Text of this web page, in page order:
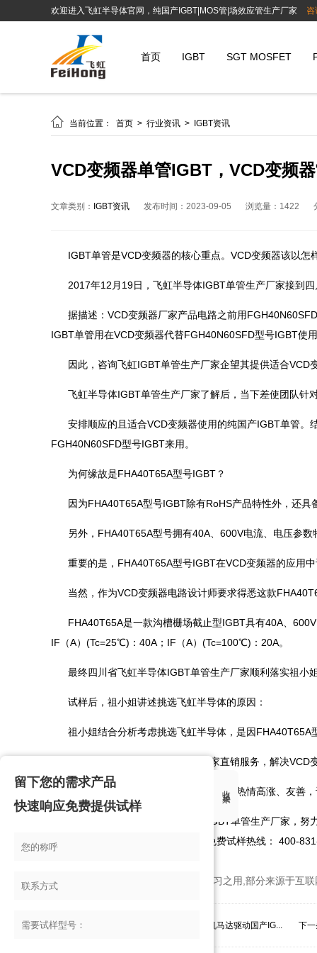
欢迎进入飞虹半导体官网，纯国产IGBT|MOS管|场效应管生产厂家
首页 IGBT SGT MOSFET
 当前位置： 首页 > 行业资讯 > IGBT资讯
VCD变频器单管IGBT，VCD变频
文章类别： IGBT资讯 发布时间：2023-09-05 浏览量：1422
IGBT单管是VCD变频器的核心重点。VCD变频器该以
2017年12月19日，飞虹半导体IGBT单管生产厂家接到
据描述：VCD变频器厂家产品电路之前用
IGBT单管用在VCD变频器代替FGH40N60SFD型号IGBT使
因此，咨询飞虹IGBT单管生产厂家企望其提供适合
飞虹半导体IGBT单管生产厂家了解后，当下差使团队针
安排顺应的且适合VCD变频器使用的纯国产IGBT单管
FGH40N60SFD型号IGBT来用。
为何缘故是FHA40T65A型号IGBT？
因为FHA40T65A型号IGBT除有RoHS产品特性外，还
另外，FHA40T65A型号拥有40A、600V电流、电压参
重要的是，FHA40T65A型号IGBT在VCD变频器的应用
当然，作为VCD变频器电路设计师要求得悉这款
FHA40T65A是一款沟槽栅场截止型IGBT具有40A、
IF（A）(Tc=25℃)：40A；IF（A）(Tc=100℃)：20A。
最终四川省飞虹半导体IGBT单管生产厂家顺利落实祖小
试样后，祖小姐讲述挑选飞虹半导体的原因：
祖小姐结合分析考虑挑选飞虹半导体，是因FHA40T65A
飞虹半导体提供现货IGBT单管厂家直销服务，解决
祖小姐表示飞虹半导体的服务风采做到热情高涨、友善
VCD变频器厂家选择飞虹半导体IGBT单管生产厂家，
情亦可百度搜索“飞虹半导体”或拨打免费试样热线： 400-
*本站所有相关知识仅供大家参考、学习之用,部分来源于互
上一条： 沈阳市IGBT单管价格，电动砂轮机马达驱动国产IG... 下
留下您的需求产品
快速响应免费提供试样